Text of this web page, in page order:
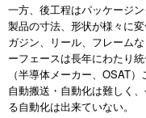
一方、後工程はパッケージ
製品の寸法、形状が様々に
ガジン、リール、フレーム
ーフェースは長年にわたり
（半導体メーカー、OSAT
自動搬送・自動化は難しく
る自動化は出来ていない。